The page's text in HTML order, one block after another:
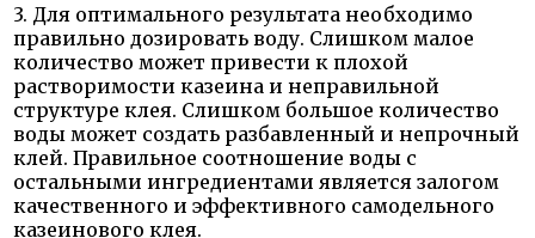
3. Для оптимального результата необходимо
правильно дозировать воду. Слишком малое
количество может привести к плохой
растворимости казеина и неправильной
структуре клея. Слишком большое количество
воды может создать разбавленный и непрочный
клей. Правильное соотношение воды с
остальными ингредиентами является залогом
качественного и эффективного самодельного
казеинового клея.